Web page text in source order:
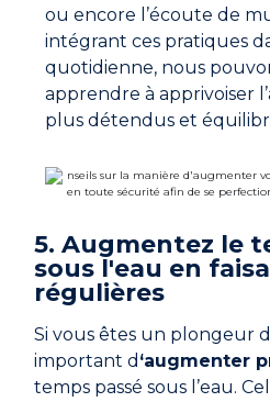
ou encore l’écoute de
intégrant ces pratiques
quotidienne, nous
apprendre à apprivoiser
plus détendus et
5. Augmentez le
sous l'eau en
régulières
Si vous êtes un plongeur
important d ‘augmenter
temps passé sous l’eau.